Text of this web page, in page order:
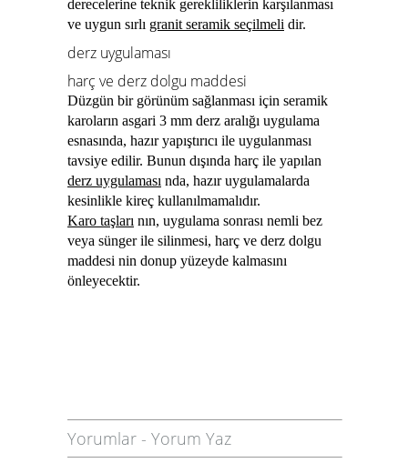
derecelerine teknik gerekliliklerin karşılanması
ve uygun sırlı granit seramik seçilmeli dir.
derz uygulaması
harç ve derz dolgu maddesi
Düzgün bir görünüm sağlanması için seramik
karoların asgari 3 mm derz aralığı uygulama
esnasında, hazır yapıştırıcı ile uygulanması
tavsiye edilir. Bunun dışında harç ile yapılan
derz uygulaması nda, hazır uygulamalarda
kesinlikle kireç kullanılmamalıdır.
Karo taşları nın, uygulama sonrası nemli bez
veya sünger ile silinmesi, harç ve derz dolgu
maddesi nin donup yüzeyde kalmasını
önleyecektir.
Yorumlar - Yorum Yaz